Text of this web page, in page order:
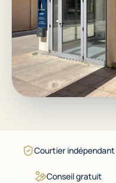
Courtier indépendant
Conseil gratuit